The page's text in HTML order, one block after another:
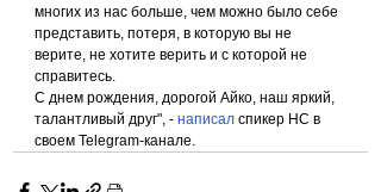
многих из нас больше, чем можно было себе
представить, потеря, в которую вы не
верите, не хотите верить и с которой не
справитесь.
С днем рождения, дорогой Айко, наш яркий,
талантливый друг", - написал спикер НС в
своем Telegram-канале.